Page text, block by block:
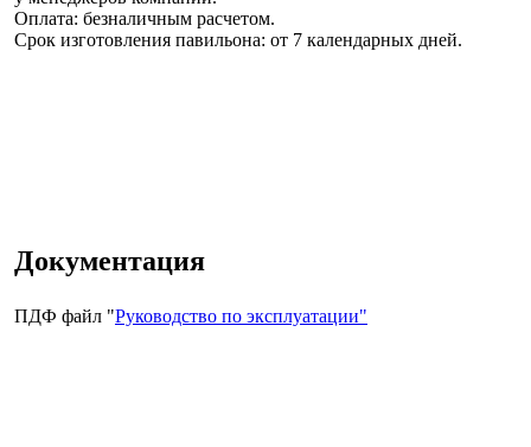
Оплата: безналичным расчетом.
Срок изготовления павильона: от 7 календарных дней.
Документация
ПДФ файл "Руководство по эксплуатации"